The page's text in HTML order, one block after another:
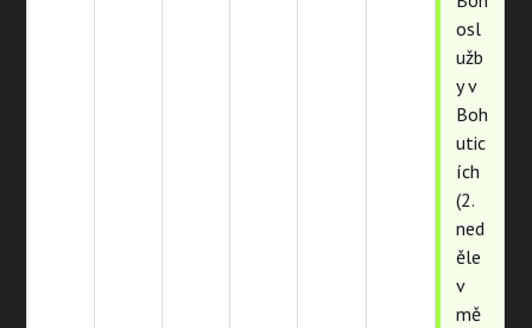
osl
užb
y v
Boh
utic
ích
(2.
ned
ěle
v
mě